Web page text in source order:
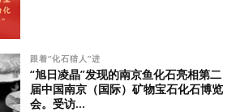
跟着“化石猎人”进
“旭日凌晶”发现的南京鱼化石亮相第二
届中国南京（国际）矿物宝石化石博览
会。受访...